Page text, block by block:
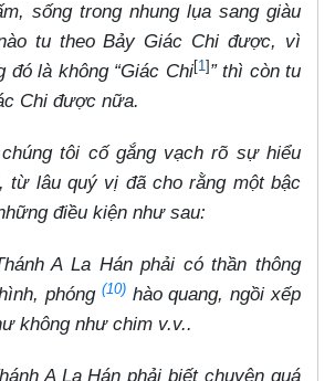
sống trong nhung lụa sang giàu
tu theo Bảy Giác Chi được, vì
đó là không “Giác Chi[1] ” thì còn tu
Chi được nữa.
tôi cố gắng vạch rõ sự hiểu
từ lâu quý vị đã cho rằng một bậc
điều kiện như sau:
A La Hán phải có thần thông
phóng (10)hào quang, ngồi xếp
không như chim v.v..
A La Hán phải biết chuyện quá